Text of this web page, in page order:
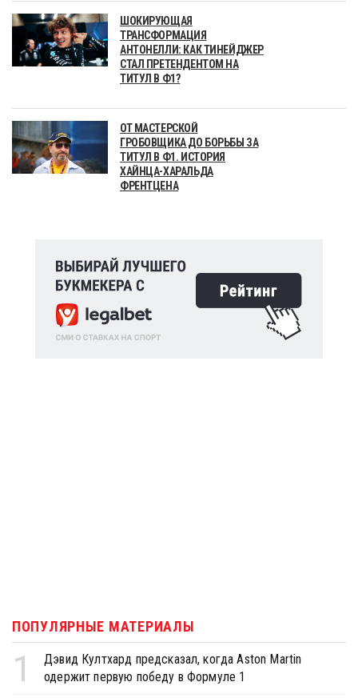
ШОКИРУЮЩАЯ
ТРАНСФОРМАЦИЯ
АНТОНЕЛЛИ: КАК ТИНЕЙДЖЕР
СТАЛ ПРЕТЕНДЕНТОМ НА
ТИТУЛ В Ф1?
ОТ МАСТЕРСКОЙ
ГРОБОВЩИКА ДО БОРЬБЫ ЗА
ТИТУЛ В Ф1. ИСТОРИЯ
ХАЙНЦА-ХАРАЛЬДА
ФРЕНТЦЕНА
ПОПУЛЯРНЫЕ МАТЕРИАЛЫ
1
Дэвид Култхард предсказал, когда Aston Martin
одержит первую победу в Формуле 1